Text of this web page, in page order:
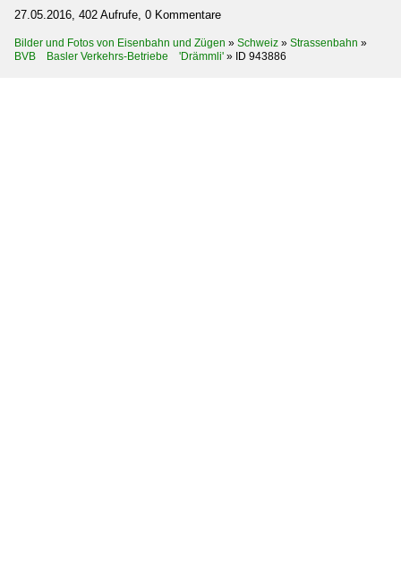
27.05.2016, 402 Aufrufe, 0 Kommentare
Bilder und Fotos von Eisenbahn und Zügen » Schweiz » Strassenbahn »
BVB Basler Verkehrs-Betriebe 'Drämmli' » ID 943886